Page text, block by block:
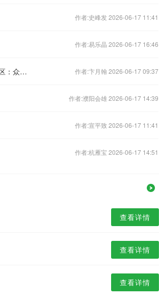
作者:史峰发 2026-06-17 11:41
作者:易乐晶 2026-06-17 16:46
全过程人民民主·在现场｜内蒙古乌兰察布市察哈尔社区：众人来协商 难事不难办 作者:卞月翰 2026-06-17 09:37
作者:濮阳会雄 2026-06-17 14:39
作者:宣平致 2026-06-17 11:41
作者:杭雁宝 2026-06-17 14:51
查看详情
查看详情
查看详情